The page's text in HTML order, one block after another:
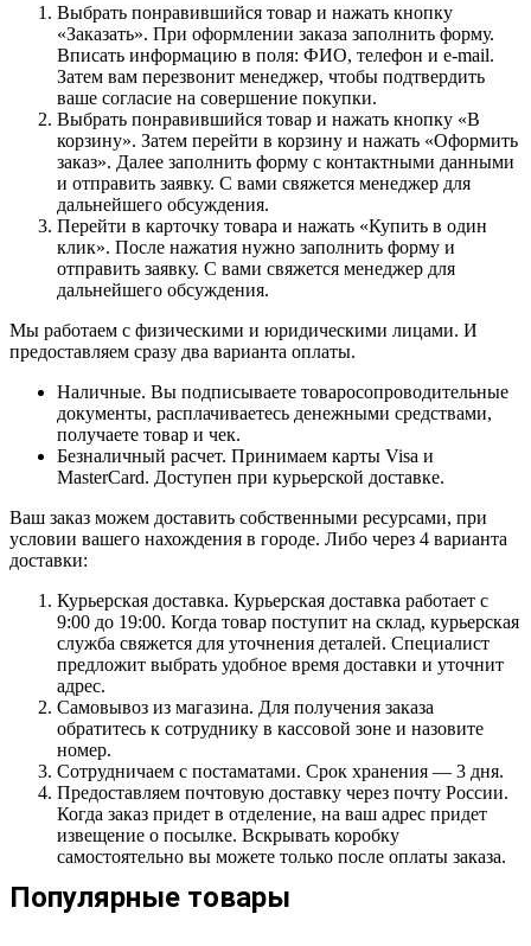
Выбрать понравившийся товар и нажать кнопку
«Заказать». При оформлении заказа заполнить форму.
Вписать информацию в поля: ФИО, телефон и e-mail.
Затем вам перезвонит менеджер, чтобы подтвердить
ваше согласие на совершение покупки.
Выбрать понравившийся товар и нажать кнопку «В
корзину». Затем перейти в корзину и нажать «Оформить
заказ». Далее заполнить форму с контактными данными
и отправить заявку. С вами свяжется менеджер для
дальнейшего обсуждения.
Перейти в карточку товара и нажать «Купить в один
клик». После нажатия нужно заполнить форму и
отправить заявку. С вами свяжется менеджер для
дальнейшего обсуждения.
Мы работаем с физическими и юридическими лицами. И
предоставляем сразу два варианта оплаты.
Наличные. Вы подписываете товаросопроводительные
документы, расплачиваетесь денежными средствами,
получаете товар и чек.
Безналичный расчет. Принимаем карты Visa и
MasterCard. Доступен при курьерской доставке.
Ваш заказ можем доставить собственными ресурсами, при
условии вашего нахождения в городе. Либо через 4 варианта
доставки:
Курьерская доставка. Курьерская доставка работает с
9:00 до 19:00. Когда товар поступит на склад, курьерская
служба свяжется для уточнения деталей. Специалист
предложит выбрать удобное время доставки и уточнит
адрес.
Самовывоз из магазина. Для получения заказа
обратитесь к сотруднику в кассовой зоне и назовите
номер.
Сотрудничаем с постаматами. Срок хранения — 3 дня.
Предоставляем почтовую доставку через почту России.
Когда заказ придет в отделение, на ваш адрес придет
извещение о посылке. Вскрывать коробку
самостоятельно вы можете только после оплаты заказа.
Популярные товары